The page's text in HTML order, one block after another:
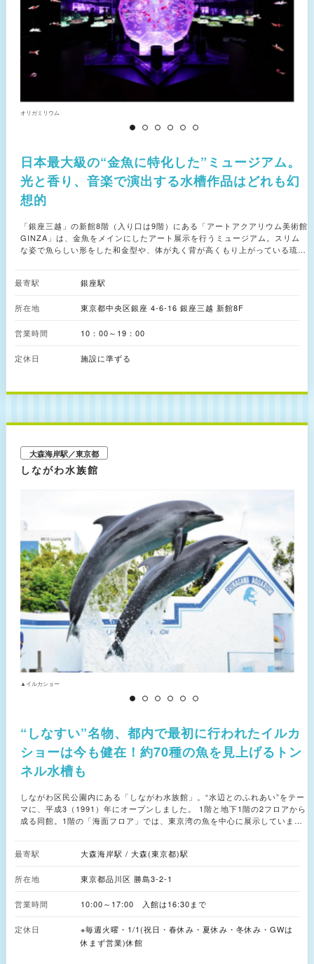
オリガミリウム
日本最大級の“金魚に特化した”ミュージアム。
光と香り、音楽で演出する水槽作品はどれも幻
想的
「銀座三越」の新館8階（入り口は9階）にある「アートアクアリウム美術館
GINZA」は、金魚をメインにしたアート展示を行うミュージアム。スリム
な姿で魚らしい形をした和金型や、体が丸く背が高くもり上がっている琉金
出や、アロマの香りによる演出で幻想的なアート空間へと昇華。手毬や提
など日本を代表する伝統工芸を題材としたコラボ作品も多数存在していま
らも人気。優雅に泳ぐ金魚たちはもちろん、空間自体もカメラに納めたくな
で、事前にチェックしてみて。
最寄駅 銀座駅
所在地 東京都中央区銀座 4-6-16 銀座三越 新館8F
営業時間 10：00～19：00
定休日 施設に準ずる
大森海岸駅／東京都
しながわ水族館
▲イルカショー
“しなすい”名物、都内で最初に行われたイルカ
ショーは今も健在！約70種の魚を見上げるトン
ネル水槽も
しながわ区民公園内にある「しながわ水族館」。“水辺とのふれあい”をテー
マに、平成3（1991）年にオープンしました。 1階と地下1階の2フロアから
成る同館。1階の「海面フロア」では、東京湾の魚を中心に展示していま
ョーは今も健在です。 地下1階の「海底フロア」には、クラゲと一緒に写真
世界を再現した「海の宝石箱」などが存在。水中で泳ぐイルカの姿を確認で
の「トンネル水槽」。約70種・400点もの魚たちが泳ぎ回る姿を下から観る
最寄駅 大森海岸駅 / 大森(東京都)駅
所在地 東京都品川区 勝島3-2-1
営業時間 10:00～17:00 入館は16:30まで
定休日
※毎週火曜・1/1(祝日・春休み・夏休み・冬休み・GWは
休まず営業)休館